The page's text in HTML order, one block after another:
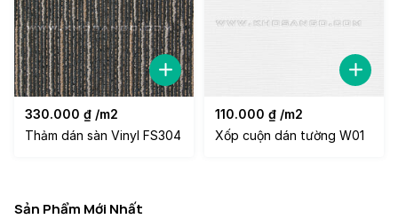
330.000 ₫ /m2
Thảm dán sàn Vinyl FS304
110.000 ₫ /m2
Xốp cuộn dán tường W01
Sản Phẩm Mới Nhất